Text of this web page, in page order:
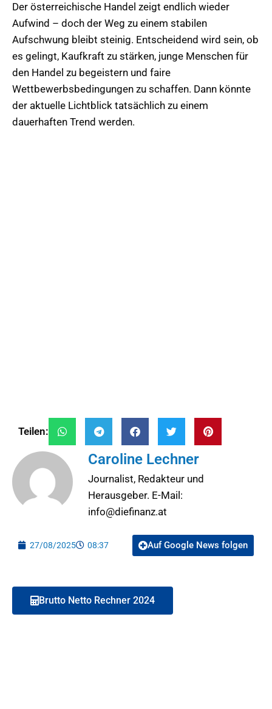
Der österreichische Handel zeigt endlich wieder
Aufwind – doch der Weg zu einem stabilen
Aufschwung bleibt steinig. Entscheidend wird sein, ob
es gelingt, Kaufkraft zu stärken, junge Menschen für
den Handel zu begeistern und faire
Wettbewerbsbedingungen zu schaffen. Dann könnte
der aktuelle Lichtblick tatsächlich zu einem
dauerhaften Trend werden.
Teilen:
Caroline Lechner
Journalist, Redakteur und
Herausgeber. E-Mail:
info@diefinanz.at
27/08/2025 08:37 Auf Google News folgen
Brutto Netto Rechner 2024